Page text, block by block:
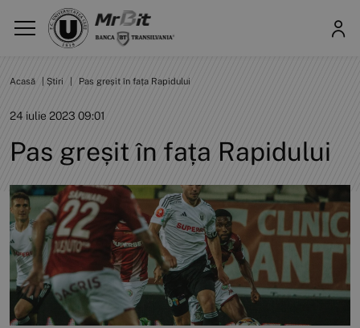
Acasă Știri Pas greșit în fața Rapidului
24 iulie 2023 09:01
Pas greșit în fața Rapidului